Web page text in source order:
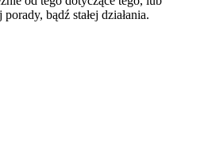
bądź stałej działania.